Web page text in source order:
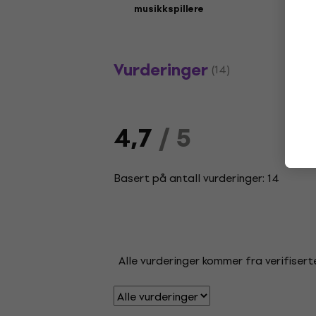
musikkspillere
Vurderinger (14)
4,7/ 5
Basert på antall vurderinger: 14
Alle vurderinger kommer fra